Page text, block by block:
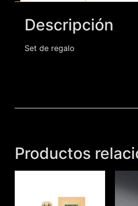
Descripción
Set de regalo
Productos